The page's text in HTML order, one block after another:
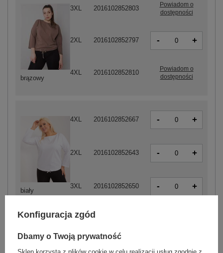
biały
4XL 2016102852667 - +
2XL 2016102852643 - +
3XL 2016102852650 - +
brązowy
3XL 2016102852803
Powiadom o
dostępności
2XL 2016102852797 - +
4XL 2016102852810
Powiadom o
dostępności
Konfiguracja zgód
Dbamy o Twoją prywatność